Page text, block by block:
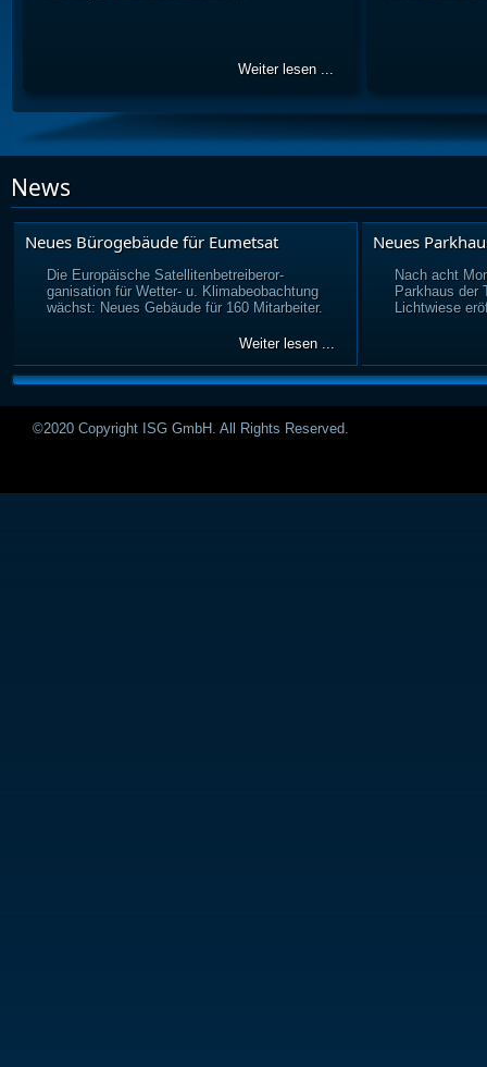
Weiter lesen ...
News
Neues Bürogebäude für Eumetsat
Die Europäische Satellitenbetreiberor-
ganisation für Wetter- u. Klimabeobachtung
wächst: Neues Gebäude für 160 Mitarbeiter.
Weiter lesen ...
Neues
Nach acht
Parkhaus der
Lichtwiese
©2020 Copyright ISG GmbH. All Rights Reserved.